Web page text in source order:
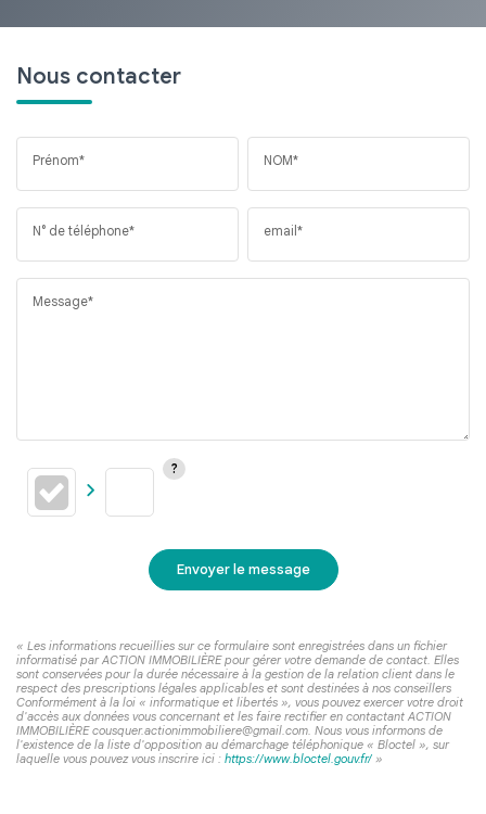
Nous contacter
Prénom* NOM*
N° de téléphone* email*
Message*
Envoyer le message
« Les informations recueillies sur ce formulaire sont enregistrées dans un fichier
informatisé par ACTION IMMOBILIÈRE pour gérer votre demande de contact. Elles
sont conservées pour la durée nécessaire à la gestion de la relation client dans le
respect des prescriptions légales applicables et sont destinées à nos conseillers
Conformément à la loi « informatique et libertés », vous pouvez exercer votre droit
d'accès aux données vous concernant et les faire rectifier en contactant ACTION
IMMOBILIÈRE cousquer.actionimmobiliere@gmail.com. Nous vous informons de
l'existence de la liste d'opposition au démarchage téléphonique « Bloctel », sur
laquelle vous pouvez vous inscrire ici : https://www.bloctel.gouv.fr/ »